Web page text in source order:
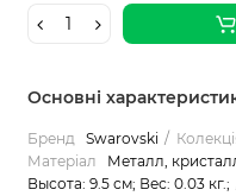
Основні
Бренд Swarovski
Матеріал
Металл,
Высота: 9.5 см; Вес: 0.03 кг.;